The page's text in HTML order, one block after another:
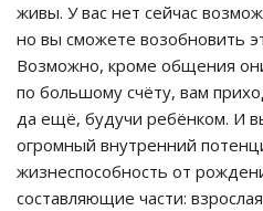
живы. У вас нет сейчас
но вы сможете возобновить
Возможно, кроме общения
по большому счёту, вам
да ещё, будучи ребёнком. И
огромный внутренний
жизнеспособность от
составляющие части: